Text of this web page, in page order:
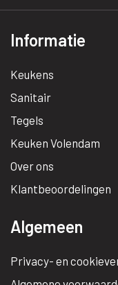
Informatie
Keukens
Sanitair
Tegels
Keuken Volendam
Over ons
Klantbeoordelingen
Algemeen
Privacy- en